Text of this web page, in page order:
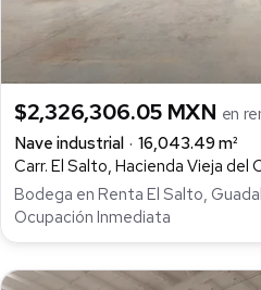
$2,326,306.05 MXN en
Nave industrial
16,043.49 m²
Carr. El Salto, Hacienda Vieja del
Bodega en Renta El Salto,
Ocupación Inmediata